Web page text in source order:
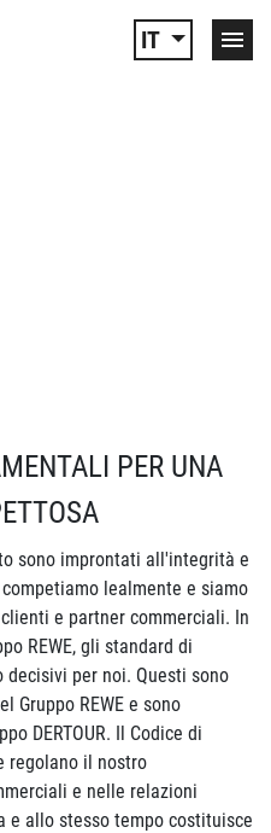
IT
PER UNA
sono improntati all'integrità e
lealmente e siamo
e partner commerciali. In
REWE, gli standard di
decisivi per noi. Questi sono
Gruppo REWE e sono
DERTOUR. Il Codice di
regolano il nostro
e nelle relazioni
e allo stesso tempo costituisce